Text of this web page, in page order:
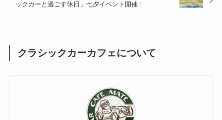
ックカーと過ごす休日」七夕イベント開催！
クラシックカーカフェについて